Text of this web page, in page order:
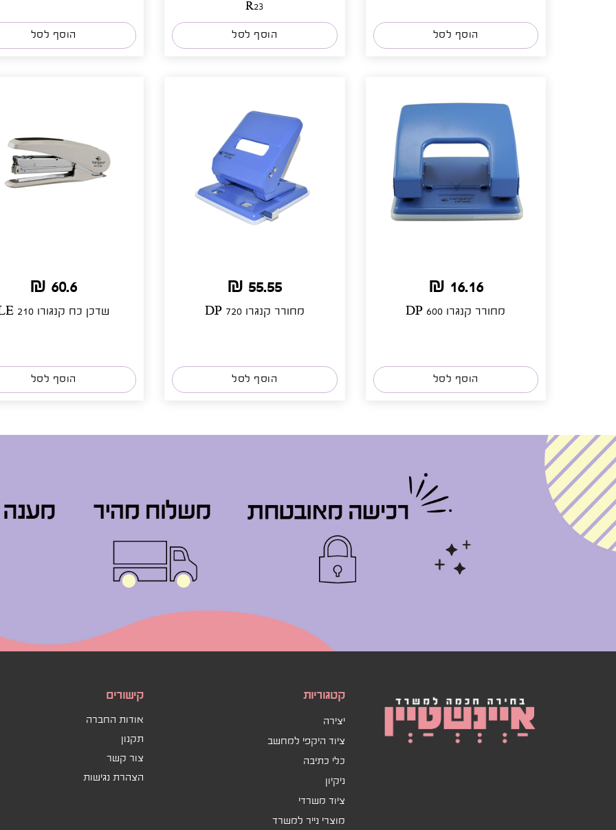
הוסף לסל
R23
הוסף לסל הוסף לסל
16.16 ₪
מחורר קנגרו DP 600
הוסף לסל
55.55 ₪
מחורר קנגרו DP 720
הוסף לסל
60.6 ₪
שדכן כח קנגורו LE 210
הוסף לסל
קישורים
אודות החברה
תקנון
צור קשר
הצהרת נגישות
קטגוריות
יצירה
ציוד היקפי למחשב
כלי כתיבה
ניקיון
ציוד משרדי
מוצרי נייר למשרד